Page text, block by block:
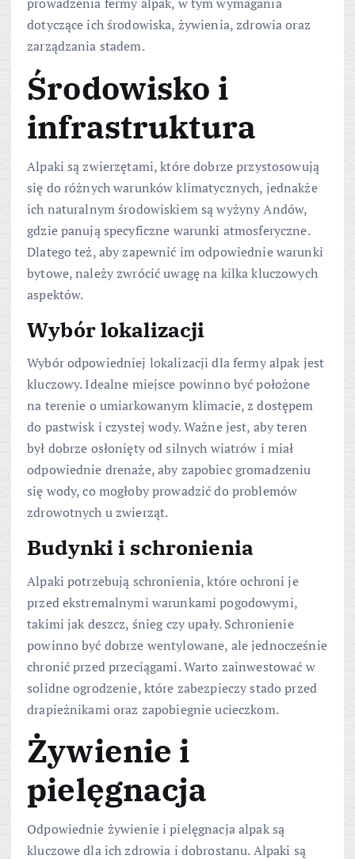
prowadzenia fermy alpak, w tym wymagania
dotyczące ich środowiska, żywienia, zdrowia oraz
zarządzania stadem.
Środowisko i
infrastruktura
Alpaki są zwierzętami, które dobrze przystosowują
się do różnych warunków klimatycznych, jednakże
ich naturalnym środowiskiem są wyżyny Andów,
gdzie panują specyficzne warunki atmosferyczne.
Dlatego też, aby zapewnić im odpowiednie warunki
bytowe, należy zwrócić uwagę na kilka kluczowych
aspektów.
Wybór lokalizacji
Wybór odpowiedniej lokalizacji dla fermy alpak jest
kluczowy. Idealne miejsce powinno być położone
na terenie o umiarkowanym klimacie, z dostępem
do pastwisk i czystej wody. Ważne jest, aby teren
był dobrze osłonięty od silnych wiatrów i miał
odpowiednie drenaże, aby zapobiec gromadzeniu
się wody, co mogłoby prowadzić do problemów
zdrowotnych u zwierząt.
Budynki i schronienia
Alpaki potrzebują schronienia, które ochroni je
przed ekstremalnymi warunkami pogodowymi,
takimi jak deszcz, śnieg czy upały. Schronienie
powinno być dobrze wentylowane, ale jednocześnie
chronić przed przeciągami. Warto zainwestować w
solidne ogrodzenie, które zabezpieczy stado przed
drapieżnikami oraz zapobiegnie ucieczkom.
Żywienie i
pielęgnacja
Odpowiednie żywienie i pielęgnacja alpak są
kluczowe dla ich zdrowia i dobrostanu. Alpaki są